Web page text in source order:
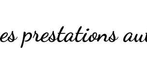
prestations